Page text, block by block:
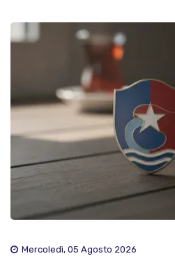
Mercoledì, 05 Agosto 2026